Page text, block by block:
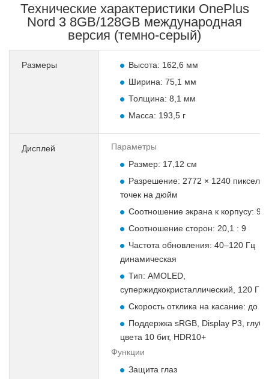
Технические характеристики OnePlus
Nord 3 8GB/128GB международная
версия (темно-серый)
Размеры
Высота: 162,6 мм
Ширина: 75,1 мм
Толщина: 8,1 мм
Масса: 193,5 г
Дисплей
Параметры
Размер: 17,12 см
Разрешение: 2772 × 1240
точек на дюйм
Соотношение экрана к корпусу:
Соотношение сторон: 20,1 : 9
Частота обновления: 40–120 Гц
динамическая
Тип: AMOLED,
супержидкокристаллический, 120 Гц
Скорость отклика на касание: до
Поддержка sRGB, Display P3,
цвета 10 бит, HDR10+
Функции
Защита глаз